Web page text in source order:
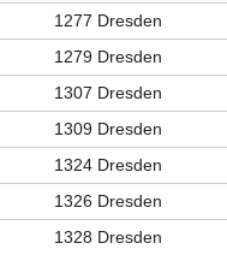
1277 Dresden
1279 Dresden
1307 Dresden
1309 Dresden
1324 Dresden
1326 Dresden
1328 Dresden